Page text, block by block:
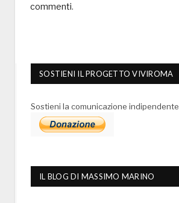
commenti.
SOSTIENI IL PROGETTO VIVIROMA
Sostieni la comunicazione indipendente
IL BLOG DI MASSIMO MARINO